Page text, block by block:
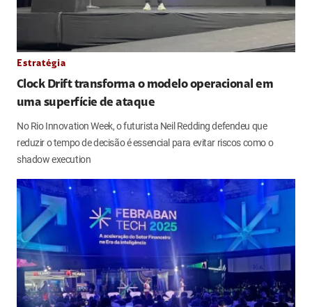
Estratégia
Clock Drift transforma o modelo operacional em
uma superfície de ataque
No Rio Innovation Week, o futurista Neil Redding defendeu que
reduzir o tempo de decisão é essencial para evitar riscos como o
shadow execution